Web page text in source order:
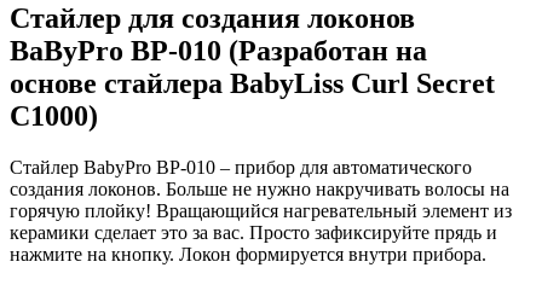
Стайлер для создания локонов
BaByPro BP-010 (Разработан на
основе стайлера BabyLiss Curl Secret
C1000)
Стайлер BabyPro BP-010 – прибор для автоматического
создания локонов. Больше не нужно накручивать волосы на
горячую плойку! Вращающийся нагревательный элемент из
керамики сделает это за вас. Просто зафиксируйте прядь и
нажмите на кнопку. Локон формируется внутри прибора.